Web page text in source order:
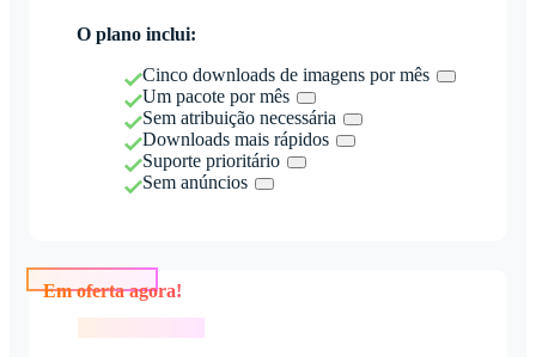
O plano inclui:
Cinco downloads de imagens por mês
Um pacote por mês
Sem atribuição necessária
Downloads mais rápidos
Suporte prioritário
Sem anúncios